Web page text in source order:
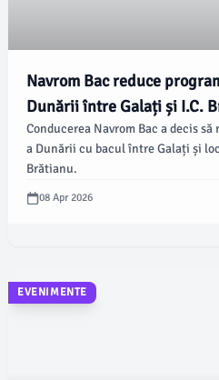
Navrom Bac reduce
Dunării între Galați și I.C.
Conducerea Navrom Bac a decis
a Dunării cu bacul între Galați și
Brătianu.
08 Apr 2026
EVENIMENTE